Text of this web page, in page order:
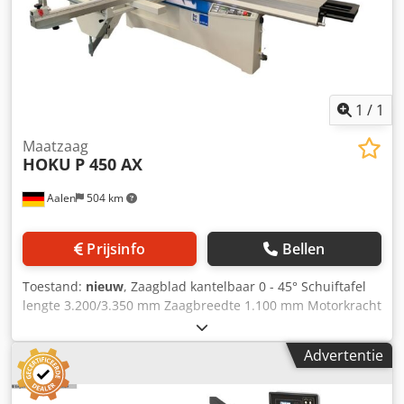
nieuwe zaagbladen zoals afgebeeld
1 / 1
Aalen 504 km
Maatzaag
HOKU P 450 AX
Prijsinfo Bellen
Toestand: nieuw, Zaagblad kantelbaar 0 - 45° Schuiftafel
lengte 3.200/3.350 mm Zaagbreedte 1.100 mm Motorkracht
5,5 kW Zaaghoogte 155 mm Zaaghoogte bij 45° 110 mm
Zaagblad diameter 450 mm Toerental 3.000/3.600/4.200
tpm Afzuigaansluiting diameter 1x120, 1x80 mm HoKuTech
formaatcirkelzaag P 450 AX ----- 3-assige besturing voor
hoogte, kanteling en elektrische parallelaanslag
Advertentie